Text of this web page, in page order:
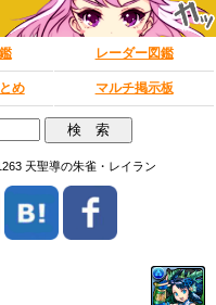
レーダー図鑑
め マルチ掲示板
天聖導の朱雀・レイラン